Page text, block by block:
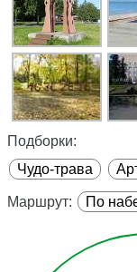
Подборки:
Чудо-трава
Маршрут: По